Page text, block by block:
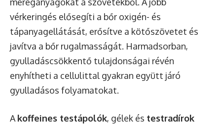
vérkeringés elősegíti a bőr oxigén- és
tápanyagellátását, erősítve a kötőszövetet és
javítva a bőr rugalmasságát. Harmadsorban,
gyulladáscsökkentő tulajdonságai révén
enyhítheti a cellulittal gyakran együtt járó
gyulladásos folyamatokat.
A koffeines testápolók, gélek és testradírok